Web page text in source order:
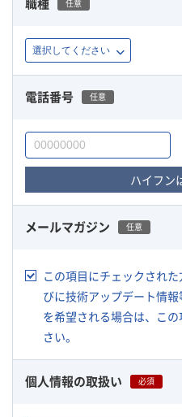
職種 任意
電話番号 任意
ハイフン
メールマガジン 任意
この項目にチェックされ
びに技術アップデート情
を希望される場合は、こ
さい。
個人情報の取扱い 必須